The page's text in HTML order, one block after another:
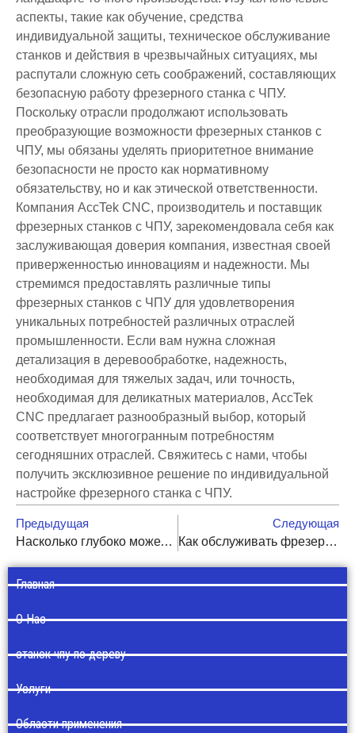
аспекты, такие как обучение, средства
индивидуальной защиты, техническое обслуживание
станков и действия в чрезвычайных ситуациях, мы
распутали сложную сеть соображений, составляющих
безопасную работу фрезерного станка с ЧПУ.
Поскольку отрасли продолжают использовать
преобразующие возможности фрезерных станков с
ЧПУ, мы обязаны уделять приоритетное внимание
безопасности не просто как нормативному
обязательству, но и как этической ответственности.
Компания AccTek CNC, производитель и поставщик
фрезерных станков с ЧПУ, зарекомендовала себя как
заслуживающая доверия компания, известная своей
приверженностью инновациям и надежности. Мы
стремимся предоставлять различные типы
фрезерных станков с ЧПУ для удовлетворения
уникальных потребностей различных отраслей
промышленности. Если вам нужна сложная
детализация в деревообработке, надежность,
необходимая для тяжелых задач, или точность,
необходимая для деликатных материалов, AccTek
CNC предлагает разнообразный выбор, который
соответствует многогранным потребностям
сегодняшних отраслей. Свяжитесь с нами, чтобы
получить эксклюзивное решение по индивидуальной
настройке фрезерного станка с ЧПУ.
Предыдущая
Насколько глубоко может резать фрезерный станок с ЧПУ?
Следующая
Как обслуживать фрезерный станок с ЧПУ: подробное руководство
Главная
О Нас
станок чпу по дереву
Услуги
Области применения